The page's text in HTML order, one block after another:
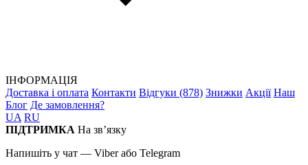
ІНФОРМАЦІЯ
Доставка і оплата Контакти Відгуки (878) Знижки Акції Наш
Блог Де замовлення?
UA RU
ПІДТРИМКА На зв’язку
Напишіть у чат — Viber або Telegram